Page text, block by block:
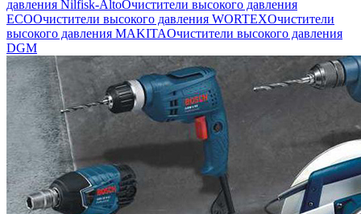
давления Nilfisk-AltoОчистители высокого давления
ECOОчистители высокого давления WORTEXОчистители
высокого давления MAKITAОчистители высокого давления
DGM